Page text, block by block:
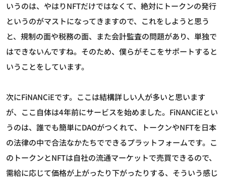
いうのは、やはりNFTだけではなくて、絶対にトークンの発行
というのがマストになってきますので、これをしようと思う
と、規制の面や税務の面、また会計監査の問題があり、単独で
はできないんですね。そのため、僕らがそこをサポートすると
いうことをしています。
次にFiNANCiEです。ここは結構詳しい人が多いと思います
が、ここ自体は4年前にサービスを始めました。FiNANCiEとい
うのは、誰でも簡単にDAOがつくれて、トークンやNFTを日本
の法律の中で合法なかたちでできるプラットフォームです。こ
のトークンとNFTは自社の流通マーケットで売買できるので、
需給に応じて価格が上がったり下がったりする、そういう感じ